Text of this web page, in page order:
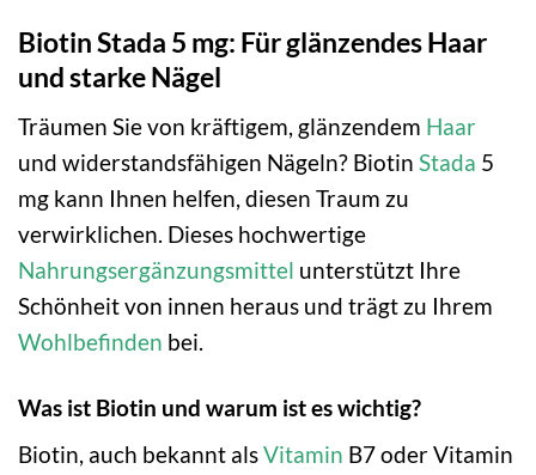
Biotin Stada 5 mg: Für glänzendes Haar
und starke Nägel
Träumen Sie von kräftigem, glänzendem Haar
und widerstandsfähigen Nägeln? Biotin Stada 5
mg kann Ihnen helfen, diesen Traum zu
verwirklichen. Dieses hochwertige
Nahrungsergänzungsmittel unterstützt Ihre
Schönheit von innen heraus und trägt zu Ihrem
Wohlbefinden bei.
Was ist Biotin und warum ist es wichtig?
Biotin, auch bekannt alsVitamin B7 oder Vitamin